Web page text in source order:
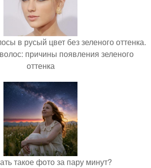
в русый цвет без зеленого оттенка.
причины появления зеленого
оттенка
такое фото за пару минут?